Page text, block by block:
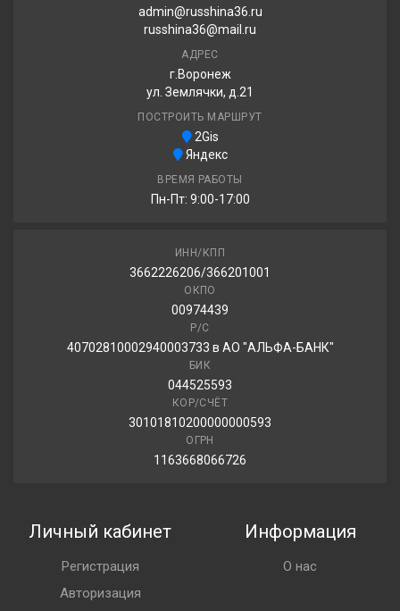
admin@russhina36.ru
russhina36@mail.ru
АДРЕС
г.Воронеж
ул. Землячки, д.21
ПОСТРОИТЬ МАРШРУТ
2Gis
Яндекс
ВРЕМЯ РАБОТЫ
Пн-Пт: 9:00-17:00
ИНН/КПП
3662226206/366201001
ОКПО
00974439
Р/С
40702810002940003733 в АО "АЛЬФА-БАНК"
БИК
044525593
КОР/СЧЁТ
30101810200000000593
ОГРН
1163668066726
Личный кабинет
Регистрация
Авторизация
Информация
О нас